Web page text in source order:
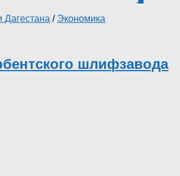
Дагестана / Экономика
шлифзавода